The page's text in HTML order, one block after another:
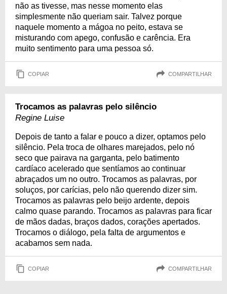
não as tivesse, mas nesse momento elas
simplesmente não queriam sair. Talvez porque
naquele momento a mágoa no peito, estava se
misturando com apego, confusão e carência. Era
muito sentimento para uma pessoa só.
COPIAR COMPARTILHAR
Trocamos as palavras pelo silêncio
Regine Luise
Depois de tanto a falar e pouco a dizer, optamos pelo
silêncio. Pela troca de olhares marejados, pelo nó
seco que pairava na garganta, pelo batimento
cardíaco acelerado que sentíamos ao continuar
abraçados um no outro. Trocamos as palavras, por
soluços, por carícias, pelo não querendo dizer sim.
Trocamos as palavras pelo beijo ardente, depois
calmo quase parando. Trocamos as palavras para ficar
de mãos dadas, braços dados, corações apertados.
Trocamos o diálogo, pela falta de argumentos e
acabamos sem nada.
COPIAR COMPARTILHAR